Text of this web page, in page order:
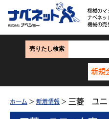
機械のマ
ナベネッ
機械の売
売りたし検索
新規
ホーム > 新着情報 > 三菱 ユニ